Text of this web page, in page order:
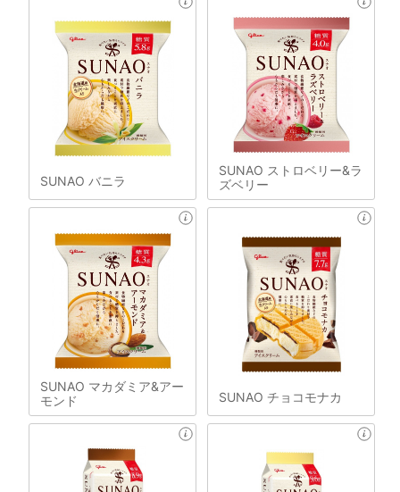
SUNAO バニラ
SUNAO ストロベリー&ラ
ズベリー
SUNAO マカダミア&アー
モンド
SUNAO チョコモナカ